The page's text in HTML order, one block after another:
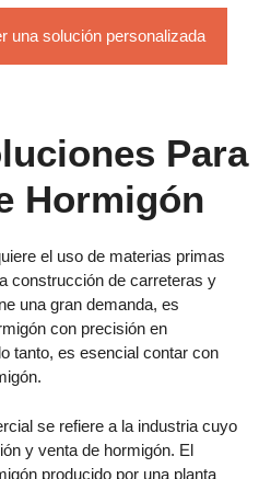
una solución personalizada
Para
Hormigón
el uso de materias primas
construcción de carreteras y
una gran demanda, es
con precisión en
tanto, es esencial contar con
se refiere a la industria cuyo
y venta de hormigón. El
producido por una planta